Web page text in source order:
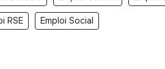
RSE Emploi Social